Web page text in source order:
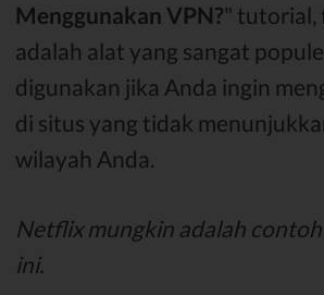
Menggunakan VPN?" tutorial,
adalah alat yang sangat
digunakan jika Anda ingin
di situs yang tidak
wilayah Anda.
Netflix mungkin adalah
ini.